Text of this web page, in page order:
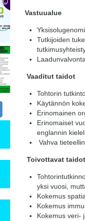
Vastuualue
Tutkijoiden
Vaaditut taidot
Tohtorin
Käytännön
Erinomainen
Erinomaiset
englannin
Vahva
Toivottavat taidot
yksi vuosi,
Kokemus
Kokemus
Kokemus veri-